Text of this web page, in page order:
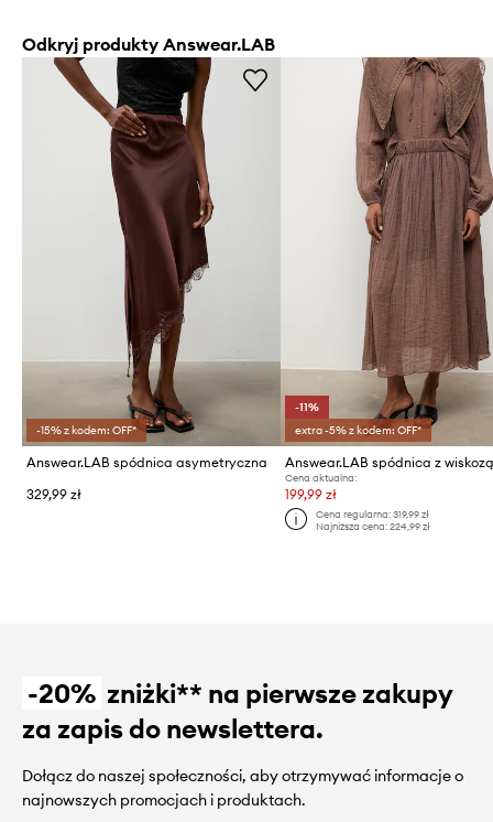
Odkryj produkty Answear.LAB
-15% z kodem: OFF*
Answear.LAB spódnica asymetryczna
329,99 zł
-11%
extra -5% z kodem: OFF*
Answear.LAB spódnica z
Cena aktualna:
199,99 zł
Cena regularna: 319,99 zł
Najniższa cena: 224,99 zł
-20% zniżki** na pierwsze zakupy
za zapis do newslettera.
Dołącz do naszej społeczności, aby otrzymywać informacje o
najnowszych promocjach i produktach.